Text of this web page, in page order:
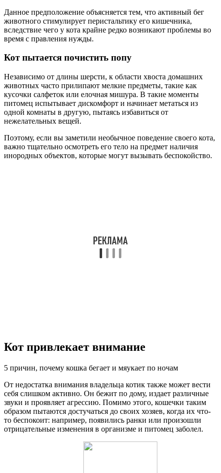
Данное предположение объясняется тем, что активный бег
животного стимулирует перистальтику его кишечника,
вследствие чего у кота крайне редко возникают проблемы во
время с правления нужды.
Кот пытается почистить попу
Независимо от длины шерсти, к области хвоста домашних
животных часто прилипают мелкие предметы, такие как
кусочки салфеток или елочная мишура. В такие моменты
питомец испытывает дискомфорт и начинает метаться из
одной комнаты в другую, пытаясь избавиться от
нежелательных вещей.
Поэтому, если вы заметили необычное поведение своего кота,
важно тщательно осмотреть его тело на предмет наличия
инородных объектов, которые могут вызывать беспокойство.
Кот привлекает внимание
5 причин, почему кошка бегает и мяукает по ночам
От недостатка внимания владельца котик также может вести
себя слишком активно. Он бежит по дому, издает различные
звуки и проявляет агрессию. Помимо этого, кошечки таким
образом пытаются достучаться до своих хозяев, когда их что-
то беспокоит: например, появились ранки или произошли
отрицательные изменения в организме и питомец заболел.